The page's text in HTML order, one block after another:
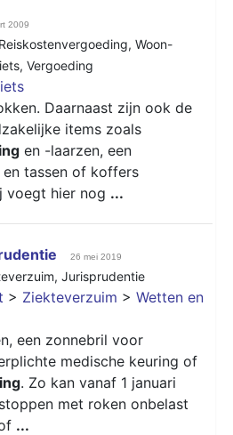
2009
Reiskostenvergoeding, Woon-
, Vergoeding
Daarnaast zijn ook de
items zoals
en -laarzen, een
tassen of koffers
voegt hier nog ...
26 mei 2019
, Jurisprudentie
> Ziekteverzuim > Wetten en
een zonnebril voor
medische keuring of
. Zo kan vanaf 1 januari
met roken onbelast
...